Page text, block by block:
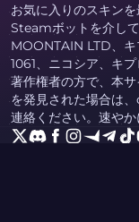
お気に入りのスキン
Steamボットを介し
MOONTAIN LTD、キ
1061、ニコシア、キプ
著作権者の方で、本
を発見された場合は
連絡ください。速やか